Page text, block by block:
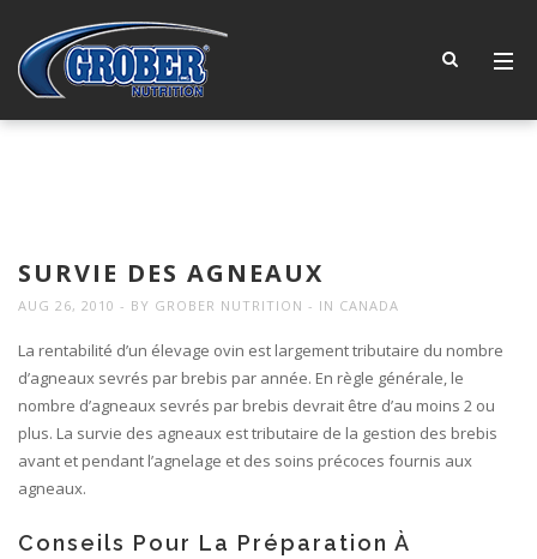
SURVIE DES AGNEAUX
AUG 26, 2010 BY GROBER NUTRITION IN CANADA
La rentabilité d’un élevage ovin est largement tributaire du nombre
d’agneaux sevrés par brebis par année. En règle générale, le
nombre d’agneaux sevrés par brebis devrait être d’au moins 2 ou
plus. La survie des agneaux est tributaire de la gestion des brebis
avant et pendant l’agnelage et des soins précoces fournis aux
agneaux.
Conseils Pour La Préparation À